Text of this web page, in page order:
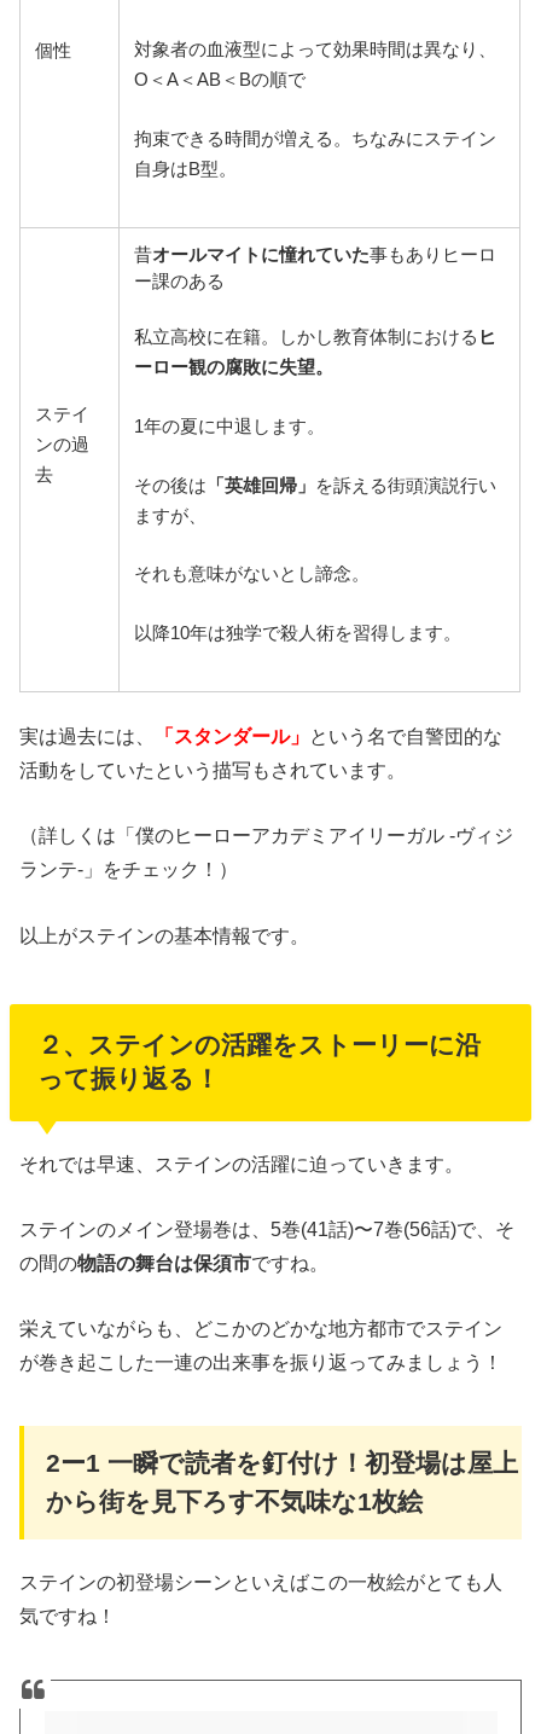
個性
対象者の血液型によって効果時間は異なり、
O＜A＜AB＜Bの順で
拘束できる時間が増える。ちなみにステイン
自身はB型。
ステイ
ンの過
去
昔オールマイトに憧れていた事もありヒーロ
ー課のある
私立高校に在籍。しかし教育体制における ヒ
ーロー観の腐敗に失望。
1年の夏に中退します。
その後は 「英雄回帰」
を訴える街頭演説行い
ますが、
それも意味がないとし諦念。
以降10年は独学で殺人術を習得します。
実は過去には、 「スタンダール」 という名で自警団的な
活動をしていたという描写もされています。
（詳しくは「僕のヒーローアカデミアイリーガル -ヴィジ
ランテ-」をチェック！）
以上がステインの基本情報です。
２、ステインの活躍をストーリーに沿
って振り返る！
それでは早速、ステインの活躍に迫っていきます。
ステインのメイン登場巻は、5巻(41話)〜7巻(56話)で、そ
の間の物語の舞台は保須市ですね。
栄えていながらも、どこかのどかな地方都市でステイン
が巻き起こした一連の出来事を振り返ってみましょう！
2ー1 一瞬で読者を釘付け！初登場は屋上
から街を見下ろす不気味な1枚絵
ステインの初登場シーンといえばこの一枚絵がとても人
気ですね！